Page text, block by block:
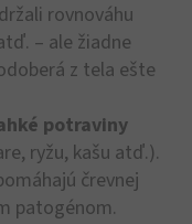
rovnováhu
– ale žiadne
z tela ešte
potraviny
ryžu, kašu atď.).
črevnej
patogénom.